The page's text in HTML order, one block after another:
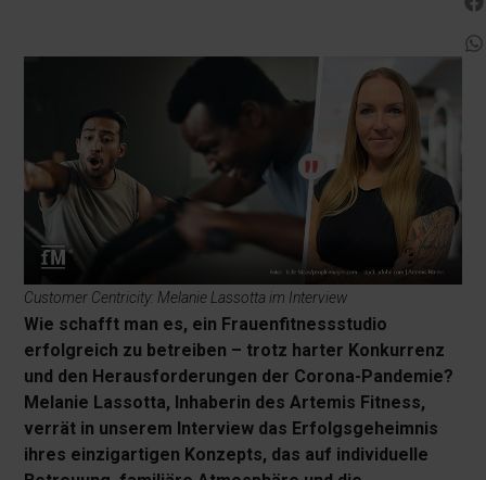
Customer Centricity: Melanie Lassotta im Interview
Wie schafft man es, ein Frauenfitnessstudio
erfolgreich zu betreiben – trotz harter Konkurrenz
und den Herausforderungen der Corona-Pandemie?
Melanie Lassotta, Inhaberin des Artemis Fitness,
verrät in unserem Interview das Erfolgsgeheimnis
ihres einzigartigen Konzepts, das auf individuelle